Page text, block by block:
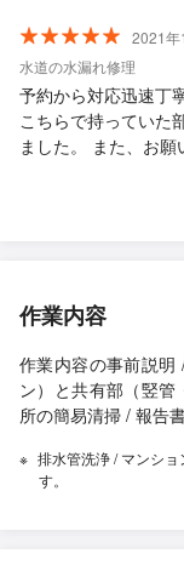
2021年
水道の水漏れ修理
予約から対応迅速丁
こちらで持っていた
ました。 また、お願
作業内容
作業内容の事前説
ン）と共有部（竪
所の簡易清掃 / 報告
排水管洗浄 / マンシ
す。